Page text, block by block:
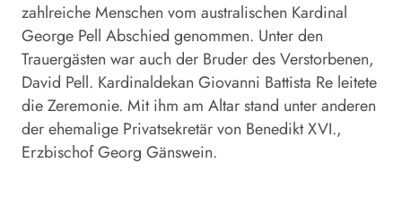
zahlreiche Menschen vom australischen Kardinal
George Pell Abschied genommen. Unter den
Trauergästen war auch der Bruder des Verstorbenen,
David Pell. Kardinaldekan Giovanni Battista Re leitete
die Zeremonie. Mit ihm am Altar stand unter anderen
der ehemalige Privatsekretär von Benedikt XVI.,
Erzbischof Georg Gänswein.